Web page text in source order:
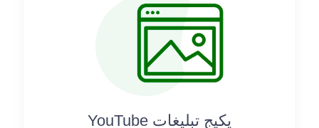
پکیج تبلیغات YouTube